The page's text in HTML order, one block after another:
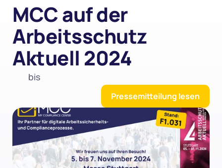
MCC auf der
Arbeitsschutz
Aktuell 2024
bis
Pressemitteilung lesen